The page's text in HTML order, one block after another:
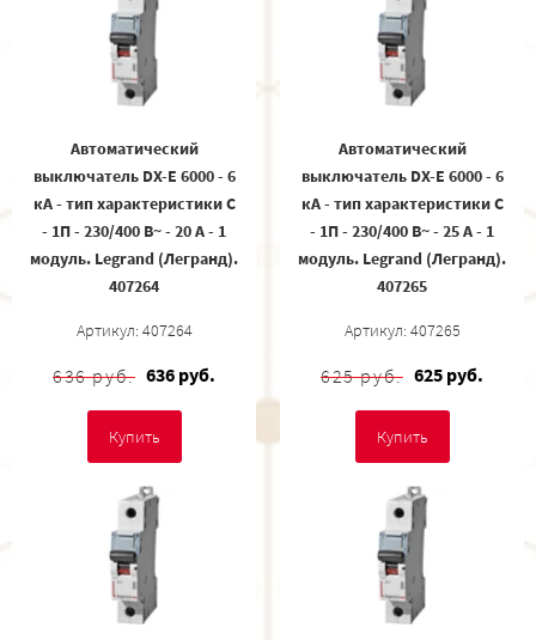
Автоматический
выключатель DX-E 6000 - 6
кА - тип характеристики C
- 1П - 230/400 В~ - 20 А - 1
модуль. Legrand (Легранд).
407264
Артикул: 407264
636 руб. 636 руб.
Купить
Автоматический
выключатель DX-E 6000 - 6
кА - тип характеристики C
- 1П - 230/400 В~ - 25 А - 1
модуль. Legrand (Легранд).
407265
Артикул: 407265
625 руб. 625 руб.
Купить